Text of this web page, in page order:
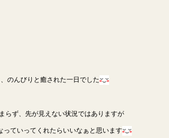
のんびりと癒された一日でした
らず、先が見えない状況ではありますが
っていってくれたらいいなぁと思います